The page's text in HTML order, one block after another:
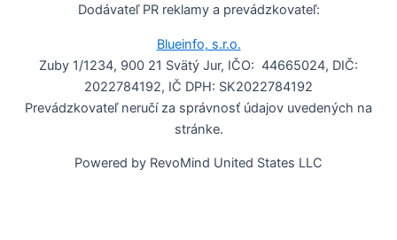
Dodávateľ PR reklamy a prevádzkovateľ:
Blueinfo, s.r.o.
Zuby 1/1234, 900 21 Svätý Jur, IČO: 44665024, DIČ:
2022784192, IČ DPH: SK2022784192
Prevádzkovateľ neručí za správnosť údajov uvedených na
stránke.
Powered by RevoMind United States LLC